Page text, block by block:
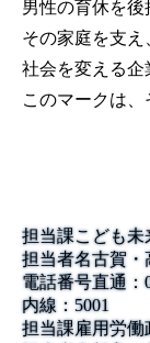
男性の育休を後
その家庭を支え
社会を変える企
このマークは、
担当課こども
担当者名古賀・
電話番号直通：
内線：5001
担当課雇用労